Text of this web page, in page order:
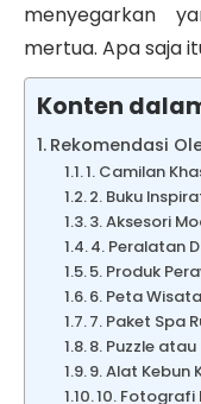
menyegarkan
mertua. Apa saja
Konten
Rekomendasi
1. Camilan
2. Buku
3. Aksesori
4. Peralatan
5. Produk
6. Peta
7. Paket Spa
8. Puzzle
9. Alat Kebun
10.